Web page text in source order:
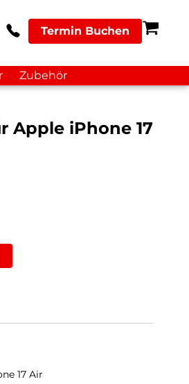
Termin Buchen
Zubehör
Apple iPhone 17
17 Air